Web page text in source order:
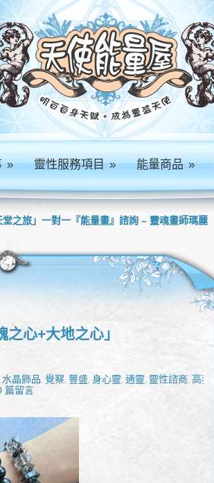
» 靈性服務項目» 能量商品»
之心+大地之心」
水晶飾品, 覺察, 豐盛, 身心靈, 通靈, 靈性諮商, 高我
篇留言
堂之旅」一對一『能量畫』諮詢 – 靈魂畫師瑪麗